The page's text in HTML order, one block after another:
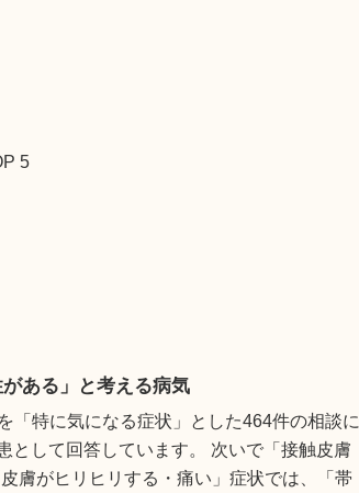
5
ある」と考える病気
「特に気になる症状」とした464件の相談に
として回答しています。 次いで「接触皮膚
膚がヒリヒリする・痛い」症状では、「帯